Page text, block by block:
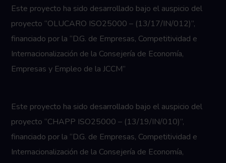
Este proyecto ha sido desarrollado bajo el auspicio del
proyecto “OLUCARO ISO25000 – (13/17/IN/012)”,
financiado por la “D.G. de Empresas, Competitividad e
Internacionalización de la Consejería de Economía,
Empresas y Empleo de la JCCM”
Este proyecto ha sido desarrollado bajo el auspicio del
proyecto “CHAPP ISO25000 – (13/19/IN/010)”,
financiado por la “D.G. de Empresas, Competitividad e
Internacionalización de la Consejería de Economía,